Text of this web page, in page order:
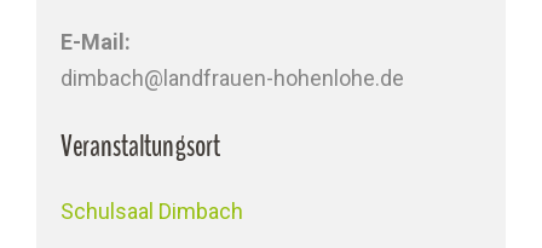
E-Mail:
dimbach@landfrauen-hohenlohe.de
Veranstaltungsort
Schulsaal Dimbach